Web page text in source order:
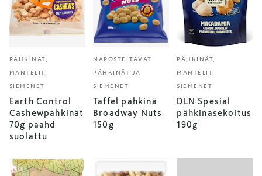
PÄHKINÄT,
MANTELIT,
SIEMENET
Earth Control
Cashewpähkinät
70g paahd
suolattu
NAPOSTELTAVAT
PÄHKINÄT JA
SIEMENET
Taffel pähkinä
Broadway Nuts
150g
PÄHKINÄT,
MANTELIT,
SIEMENET
DLN Spesial
pähkinäsekoitus
190g